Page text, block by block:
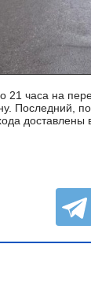
21 часа на
Последний,
доставлены